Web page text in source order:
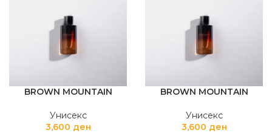
BROWN MOUNTAIN
Унисекс
3,600 ден
BROWN MOUNTAIN
Унисекс
3,600 ден